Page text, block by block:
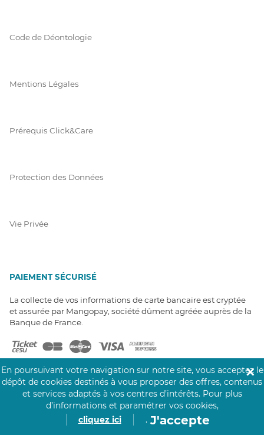
Code de Déontologie
Mentions Légales
Prérequis Click&Care
Protection des Données
Vie Privée
PAIEMENT SÉCURISÉ
La collecte de vos informations de carte bancaire est cryptée
et assurée par Mangopay, société dûment agréée auprès de la
Banque de France.
NOS PARTENAIRES
Click&Care est soutenu par les Groupes
En poursuivant votre navigation sur notre site, vous acceptez le
dépôt de cookies destinés à vous proposer des offres, contenus
et services adaptés à vos centres d’intérêts. Pour plus
d’informations et paramétrer vos cookies,
cliquez ici
. J'accepte
✕